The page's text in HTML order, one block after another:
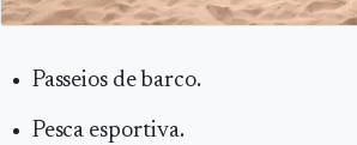
Passeios de barco.
Pesca esportiva.